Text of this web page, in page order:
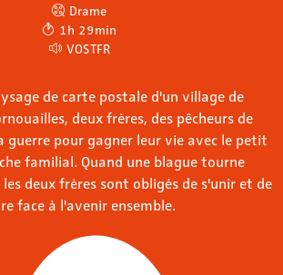
Drame
1h 29min
VOSTFR
de carte postale d'un village de
deux frères, des pêcheurs de
guerre pour gagner leur vie avec le petit
familial. Quand une blague tourne
deux frères sont obligés de s'unir et de
face à l'avenir ensemble.